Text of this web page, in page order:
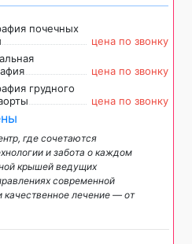
почечных
цена по звонку
цена по звонку
грудного
цена по звонку
где сочетаются
и забота о каждом
крышей ведущих
современной
лечение — от